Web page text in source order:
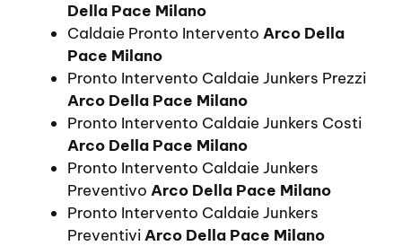
Della Pace Milano
Caldaie Pronto Intervento Arco Della
Pace Milano
Pronto Intervento Caldaie Junkers Prezzi
Arco Della Pace Milano
Pronto Intervento Caldaie Junkers Costi
Arco Della Pace Milano
Pronto Intervento Caldaie Junkers
Preventivo Arco Della Pace Milano
Pronto Intervento Caldaie Junkers
PreventiviArco Della Pace Milano